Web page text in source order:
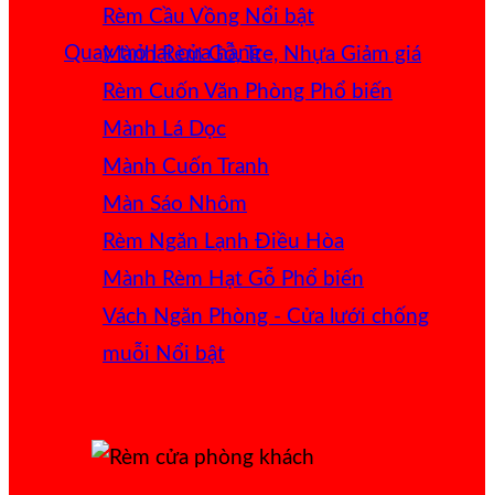
Quay trở lại cửa hàng
Rèm Cầu Vồng
Mành Rèm Gỗ, Tre, Nhựa
Rèm Cuốn Văn Phòng
Mành Lá Dọc
Mành Cuốn Tranh
Màn Sáo Nhôm
Rèm Ngăn Lạnh Điều Hòa
Mành Rèm Hạt Gỗ
Vách Ngăn Phòng - Cửa lưới chống
muỗi